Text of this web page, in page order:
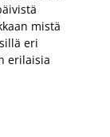
mistä
eri
erilaisia